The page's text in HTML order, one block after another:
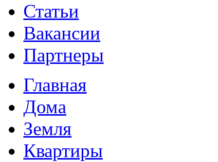
Статьи
Вакансии
Партнеры
Главная
Дома
Земля
Квартиры